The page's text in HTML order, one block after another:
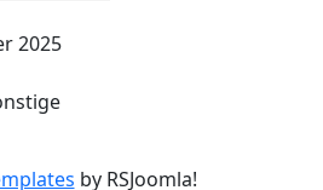
2025
by RSJoomla!